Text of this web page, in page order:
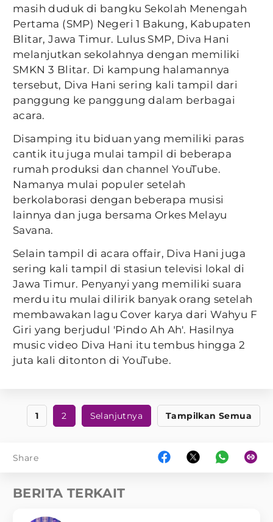
masih duduk di bangku Sekolah Menengah
Pertama (SMP) Negeri 1 Bakung, Kabupaten
Blitar, Jawa Timur. Lulus SMP, Diva Hani
melanjutkan sekolahnya dengan memiliki
SMKN 3 Blitar. Di kampung halamannya
tersebut, Diva Hani sering kali tampil dari
panggung ke panggung dalam berbagai
acara.
Disamping itu biduan yang memiliki paras
cantik itu juga mulai tampil di beberapa
rumah produksi dan channel YouTube.
Namanya mulai populer setelah
berkolaborasi dengan beberapa musisi
lainnya dan juga bersama Orkes Melayu
Savana.
Selain tampil di acara offair, Diva Hani juga
sering kali tampil di stasiun televisi lokal di
Jawa Timur. Penyanyi yang memiliki suara
merdu itu mulai dilirik banyak orang setelah
membawakan lagu Cover karya dari Wahyu F
Giri yang berjudul 'Pindo Ah Ah'. Hasilnya
music video Diva Hani itu tembus hingga 2
juta kali ditonton di YouTube.
1 2 Selanjutnya Tampilkan Semua
Share
BERITA TERKAIT